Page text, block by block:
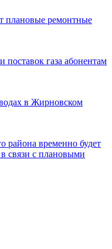
плановые ремонтные
газа абонентам
в Жирновском
района временно будет
в связи с плановыми